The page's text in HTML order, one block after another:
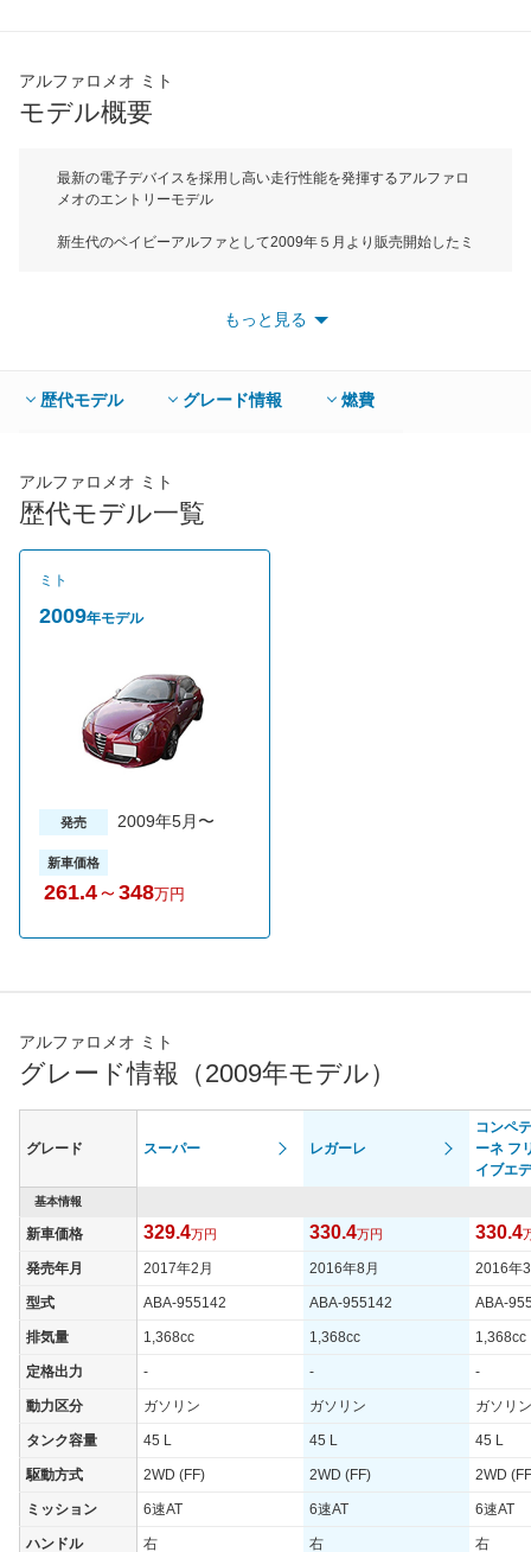
アルファロメオ ミト
モデル概要
最新の電子デバイスを採用し高い走行性能を発揮するアルファロ
メオのエントリーモデル
新生代のベイビーアルファとして2009年５月より販売開始したミ
ドライトや大きな盾型のフロントグリルなどはエクステリアは新
ジンのレスポンスやスタビリティコントロールなどを統合制御す
るアルファロメオD.N.Aシステムを初めて搭載。路面状況やドラ
ばれる機構を採用し、どんな回転域や負荷状態においても理想的
な燃焼が保証され、燃費やCO2の排出量を大幅に抑えることがで
きる。さらにスタート＆ストップシステムと呼ばれるアイドリン
馬力仕様の1.4コンペティツィオーネと最高出力が170馬力仕様の
クワドリフォリオベルデの２種類。ミッションはコンペティツィ
オーネにはAlfaTCTと呼ばれる６速デュアルクラッチシステム、
ィツィオーネで、新車価格は292万円から。
もっと見る
歴代モデル グレード情報 燃費
アルファロメオ ミト
歴代モデル一覧
ミト
2009年モデル
発売 2009年5月〜
新車価格
261.4～ 348万円
アルファロメオ ミト
グレード情報（2009年モデル）
グレード スーパー レガーレ
コンペ
ーネ フ
イブエ
基本情報
新車価格 329.4万円 330.4万円 330.4
発売年月 2017年2月 2016年8月 2016年
型式 ABA-955142 ABA-955142 ABA-
排気量 1,368cc 1,368cc 1,368cc
定格出力 - - -
動力区分 ガソリン ガソリン ガソリン
タンク容量 45 L 45 L 45 L
駆動方式 2WD (FF) 2WD (FF) 2WD
ミッション 6速AT 6速AT 6速AT
ハンドル 右 右 右